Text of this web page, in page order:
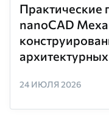
Практические
nanoCAD
24 ИЮЛЯ 2026